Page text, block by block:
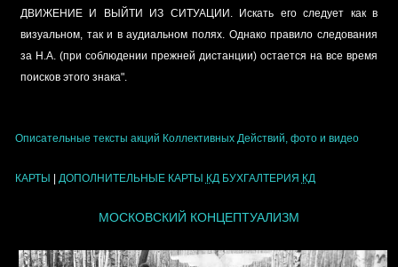
ДВИЖЕНИЕ И ВЫЙТИ ИЗ СИТУАЦИИ. Искать его следует как в
визуальном, так и в аудиальном полях. Однако правило следования
за Н.А. (при соблюдении прежней дистанции) остается на все время
поисков этого знака".
Описательные тексты акций Коллективных Действий, фото и видео
КАРТЫ | ДОПОЛНИТЕЛЬНЫЕ КАРТЫ КД БУХГАЛТЕРИЯ КД
МОСКОВСКИЙ КОНЦЕПТУАЛИЗМ